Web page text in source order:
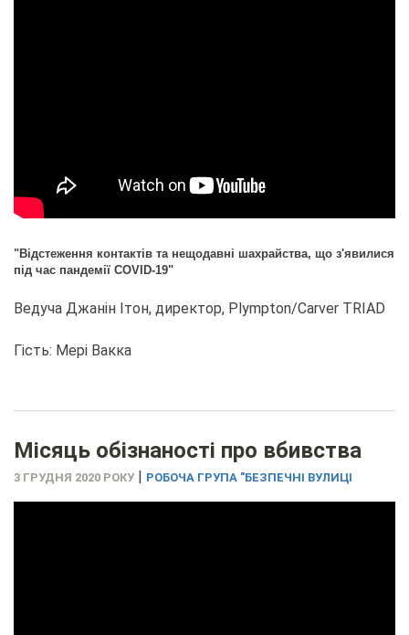
"Відстеження контактів та нещодавні шахрайства, що з'явилися
під час пандемії COVID-19"
Ведуча Джанін Ітон, директор, Plympton/Carver TRIAD
Гість: Мері Вакка
Місяць обізнаності про вбивства
3 ГРУДНЯ 2020 РОКУ РОБОЧА ГРУПА "БЕЗПЕЧНІ ВУЛИЦІ